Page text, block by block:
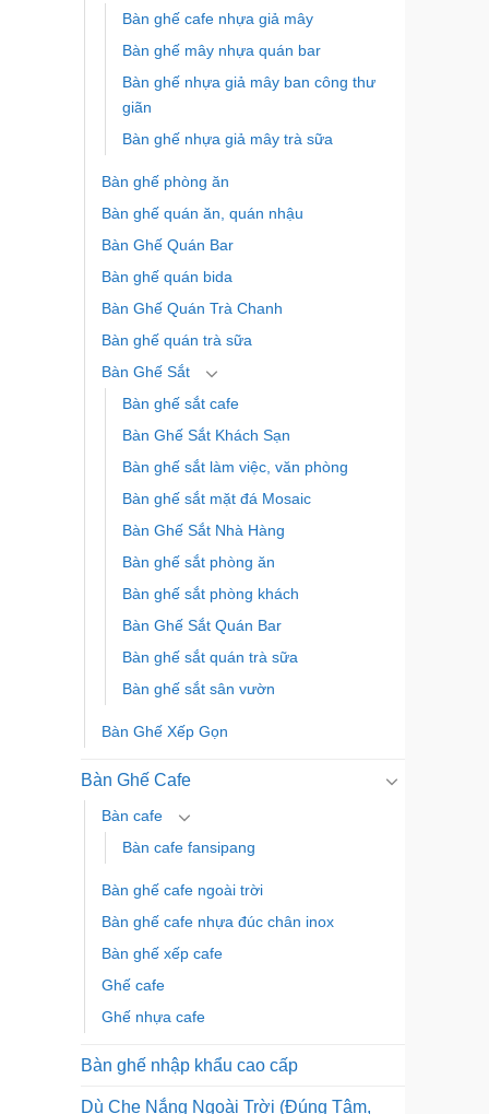
Bàn ghế cafe nhựa giả mây
Bàn ghế mây nhựa quán bar
Bàn ghế nhựa giả mây ban công thư
giãn
Bàn ghế nhựa giả mây trà sữa
Bàn ghế phòng ăn
Bàn ghế quán ăn, quán nhậu
Bàn Ghế Quán Bar
Bàn ghế quán bida
Bàn Ghế Quán Trà Chanh
Bàn ghế quán trà sữa
Bàn Ghế Sắt
Bàn ghế sắt cafe
Bàn Ghế Sắt Khách Sạn
Bàn ghế sắt làm việc, văn phòng
Bàn ghế sắt mặt đá Mosaic
Bàn Ghế Sắt Nhà Hàng
Bàn ghế sắt phòng ăn
Bàn ghế sắt phòng khách
Bàn Ghế Sắt Quán Bar
Bàn ghế sắt quán trà sữa
Bàn ghế sắt sân vườn
Bàn Ghế Xếp Gọn
Bàn Ghế Cafe
Bàn cafe
Bàn cafe fansipang
Bàn ghế cafe ngoài trời
Bàn ghế cafe nhựa đúc chân inox
Bàn ghế xếp cafe
Ghế cafe
Ghế nhựa cafe
Bàn ghế nhập khẩu cao cấp
Dù Che Nắng Ngoài Trời (Đúng Tâm,